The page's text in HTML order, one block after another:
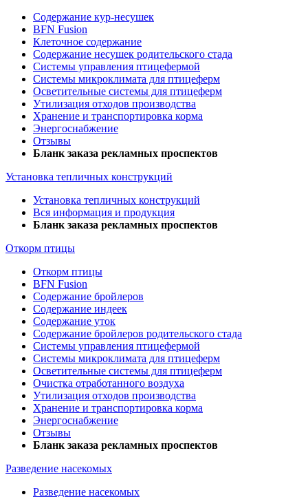
Содержание кур-несушек
BFN Fusion
Клеточное содержание
Содержание несушек родительского стада
Системы управления птицефермой
Системы микроклимата для птицеферм
Осветительные системы для птицеферм
Утилизация отходов производства
Хранение и транспортировка корма
Энергоснабжение
Отзывы
Бланк заказа рекламных проспектов
Установка тепличных конструкций
Установка тепличных конструкций
Вся информация и продукция
Бланк заказа рекламных проспектов
Откорм птицы
Откорм птицы
BFN Fusion
Содержание бройлеров
Содержание индеек
Содержание уток
Содержание бройлеров родительского стада
Системы управления птицефермой
Системы микроклимата для птицеферм
Осветительные системы для птицеферм
Очистка отработанного воздуха
Утилизация отходов производства
Хранение и транспортировка корма
Энергоснабжение
Отзывы
Бланк заказа рекламных проспектов
Разведение насекомых
Разведение насекомых